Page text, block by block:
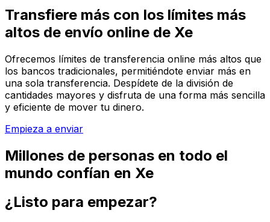
Transfiere más con los límites más
altos de envío online de Xe
Ofrecemos límites de transferencia online más altos que
los bancos tradicionales, permitiéndote enviar más en
una sola transferencia. Despídete de la división de
cantidades mayores y disfruta de una forma más sencilla
y eficiente de mover tu dinero.
Empieza a enviar
Millones de personas en todo el
mundo confían en Xe
¿Listo para empezar?